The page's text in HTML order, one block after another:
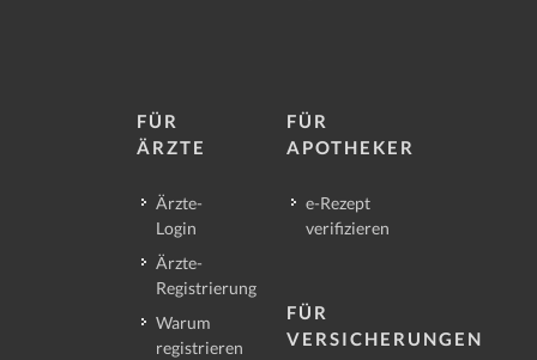
FÜR
ÄRZTE
Ärzte-
Login
Ärzte-
Registrierung
Warum
registrieren
FÜR
APOTHEKER
e-Rezept
verifizieren
FÜR
VERSICHERUNGEN